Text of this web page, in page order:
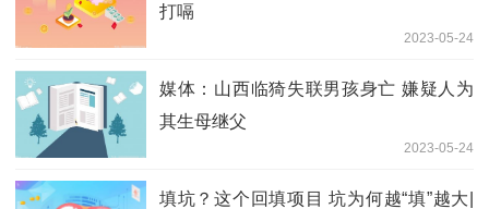
打嗝
2023-05-24
媒体：山西临猗失联男孩身亡 嫌疑人为
其生母继父
2023-05-24
填坑？这个回填项目 坑为何越“填”越大|